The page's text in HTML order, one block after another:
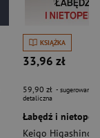
KSIĄŻKA
33,96 zł
59,90 zł - sugerowana
detaliczna
Łabędź i nietoperz
Keigo Higashino